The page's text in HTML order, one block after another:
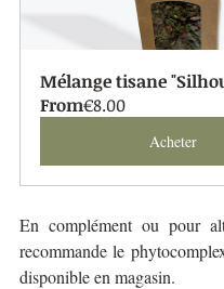
Mélange tisane
From€8.00
Acheter
En complément ou pour
recommande le
disponible en magasin.